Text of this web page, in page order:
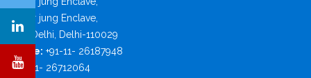
Safdar jung Enclave,
New Delhi, Delhi-110029
Phone: +91-11- 26187948
+91-11- 26712064